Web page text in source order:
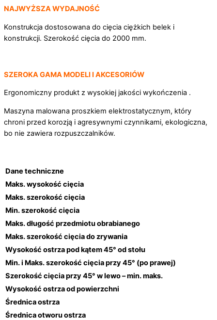
NAJWYŻSZA WYDAJNOŚĆ
Konstrukcja dostosowana do cięcia ciężkich belek i
konstrukcji. Szerokość cięcia do 2000 mm.
SZEROKA GAMA MODELI I AKCESORIÓW
Ergonomiczny produkt z wysokiej jakości wykończenia .
Maszyna malowana proszkiem elektrostatycznym, który
chroni przed korozją i agresywnymi czynnikami, ekologiczna,
bo nie zawiera rozpuszczalników.
Dane techniczne
Maks. wysokość cięcia
Maks. szerokość cięcia
Min. szerokość cięcia
Maks. długość przedmiotu obrabianego
Maks. szerokość cięcia do zrywania
Wysokość ostrza pod kątem 45° od stołu
Min. i Maks. szerokość cięcia przy 45° (po prawej)
Szerokość cięcia przy 45° w lewo – min. maks.
Wysokość ostrza od powierzchni
Średnica ostrza
Średnica otworu ostrza